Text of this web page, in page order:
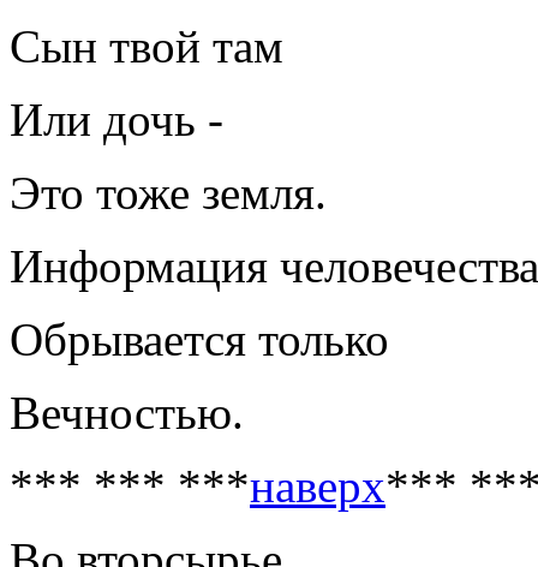
Сын твой там
Или дочь -
Это тоже земля.
Информация человечества
Обрывается только
Вечностью.
*** *** ***наверх***